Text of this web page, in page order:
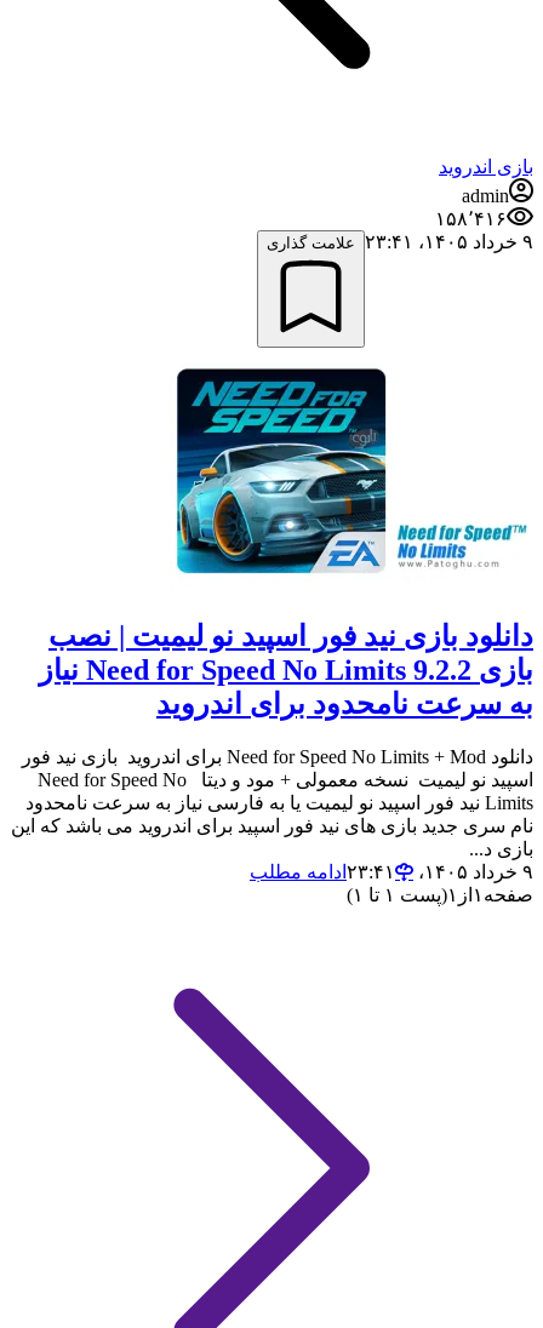
بازی اندروید
admin
۱۵۸٬۴۱۶
۹ خرداد ۱۴۰۵،‏ ۲۳:۴۱
علامت گذاری
دانلود بازی نید فور اسپید نو لیمیت | نصب
بازی Need for Speed No Limits 9.2.2 نیاز
به سرعت نامحدود برای اندروید
دانلود Need for Speed No Limits + Mod برای اندروید بازی نید فور
اسپید نو لیمیت نسخه معمولی + مود و دیتا Need for Speed No
Limits نید فور اسپید نو لیمیت یا به فارسی نیاز به سرعت نامحدود
نام سری جدید بازی های نید فور اسپید برای اندروید می باشد که این
بازی د...
۹ خرداد ۱۴۰۵،‏ ۲۳:۴۱
ادامه مطلب
صفحه ۱ از ۱(پست ۱ تا ۱)